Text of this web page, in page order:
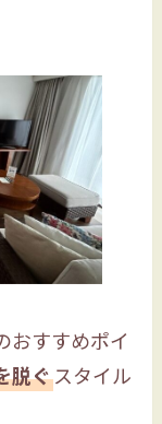
おすすめポイ
脱ぐスタイル